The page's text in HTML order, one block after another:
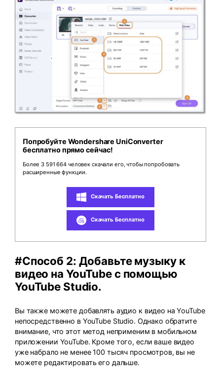
Попробуйте Wondershare UniConverter
бесплатно прямо сейчас!
Более 3 591 664 человек скачали его, чтобы попробовать
расширенные функции.
Скачать Бесплатно
Скачать Бесплатно
#Способ 2: Добавьте музыку к
видео на YouTube с помощью
YouTube Studio.
Вы также можете добавлять аудио к видео на YouTube
непосредственно в YouTube Studio. Однако обратите
внимание, что этот метод неприменим в мобильном
приложении YouTube. Кроме того, если ваше видео
уже набрало не менее 100 тысяч просмотров, вы не
можете редактировать его дальше.